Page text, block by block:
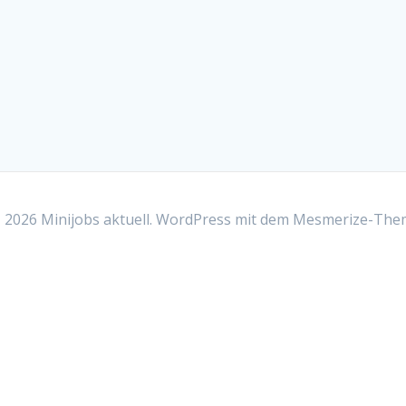
Minijobs aktuell. WordPress mit dem Mesmerize-